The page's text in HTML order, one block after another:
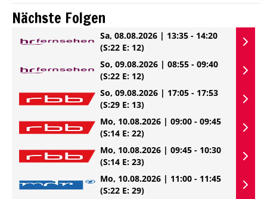
Nächste Folgen
Sa, 08.08.2026 | 13:35 - 14:20
(S:22 E: 12)
So, 09.08.2026 | 08:55 - 09:40
(S:22 E: 12)
So, 09.08.2026 | 17:05 - 17:53
(S:29 E: 13)
Mo, 10.08.2026 | 09:00 - 09:45
(S:14 E: 22)
Mo, 10.08.2026 | 09:45 - 10:30
(S:14 E: 23)
Mo, 10.08.2026 | 11:00 - 11:45
(S:22 E: 29)